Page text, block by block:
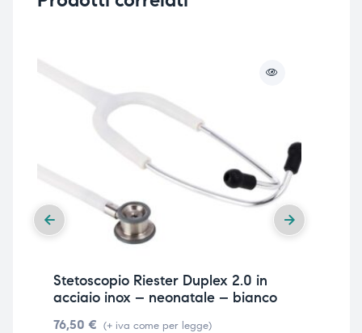
Stetoscopio Riester Duplex 2.0 in
acciaio inox – neonatale – bianco
76,50 € (+ iva come per legge)